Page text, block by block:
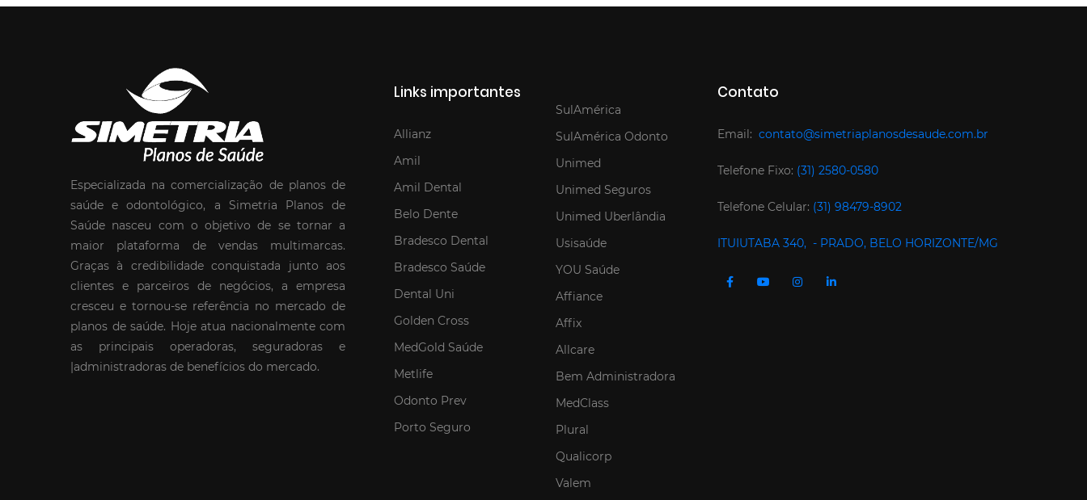
Especializada na comercialização de planos de
saúde e odontológico, a Simetria Planos de
Saúde nasceu com o objetivo de se tornar a
maior plataforma de vendas multimarcas.
Graças à credibilidade conquistada junto aos
clientes e parceiros de negócios, a empresa
cresceu e tornou-se referência no mercado de
planos de saúde. Hoje atua nacionalmente com
as principais operadoras, seguradoras e
|administradoras de benefícios do mercado.
Links importantes
Allianz
Amil
Amil Dental
Belo Dente
Bradesco Dental
Bradesco Saúde
Dental Uni
Golden Cross
MedGold Saúde
Metlife
Odonto Prev
Porto Seguro
SulAmérica
SulAmérica Odonto
Unimed
Unimed Seguros
Unimed Uberlândia
Usisaúde
YOU Saúde
Affiance
Affix
Allcare
Bem Administradora
MedClass
Plural
Qualicorp
Valem
Contato
Email: contato@simetriaplanosdesaude.com.br
Telefone Fixo: (31) 2580-0580
Telefone Celular: (31) 98479-8902
ITUIUTABA 340, - PRADO, BELO HORIZONTE/MG